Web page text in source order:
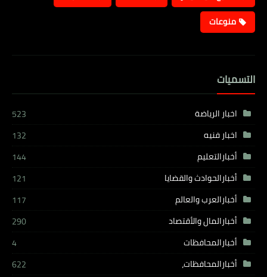
منوعات
التسميات
اخبار الرياضة
523
اخبار فنيه
132
أخبارالتعليم
144
أخبارالحوادث والقضايا
121
أخبارالعرب والعالم
117
أخبارالمال والأقتصاد
290
أخبارالمحافظات
4
أخبارالمحافظات،
622